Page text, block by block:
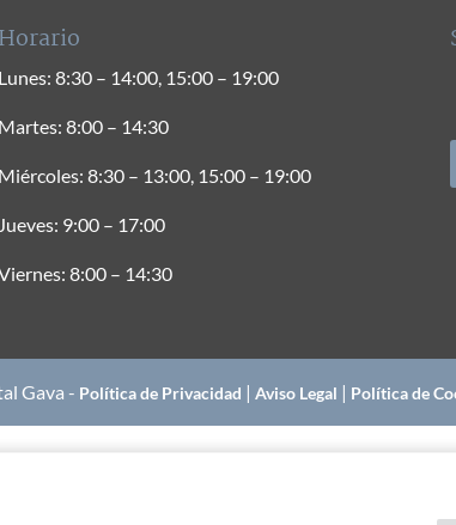
Horario
Lunes: 8:30 – 14:00, 15:00 – 19:00
Martes: 8:00 – 14:30
Miércoles: 8:30 – 13:00, 15:00 – 19:00
Jueves: 9:00 – 17:00
8:00 – 14:30
Gava - Política de Privacidad | Aviso Legal | Política de